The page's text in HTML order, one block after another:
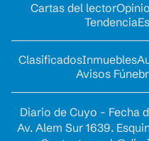
Cartas del lector
Tendencia
ClasificadosInmuebles
Avisos
Diario de Cuyo - Fecha
Av. Alem Sur 1639.